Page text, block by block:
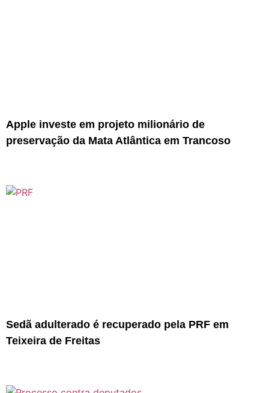
Apple investe em projeto milionário de
preservação da Mata Atlântica em Trancoso
Sedã adulterado é recuperado pela PRF em
Teixeira de Freitas